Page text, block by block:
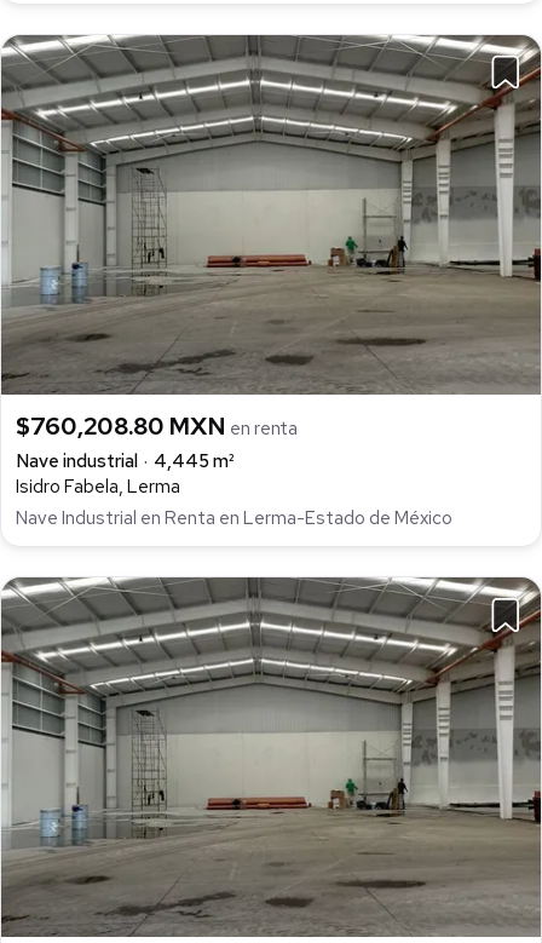
$760,208.80 MXN en renta
Nave industrial
4,445 m²
Isidro Fabela, Lerma
Nave Industrial en Renta en Lerma-Estado de México